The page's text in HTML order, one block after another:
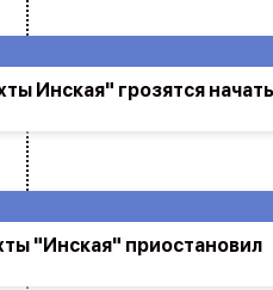
"Инская" приостановил
Инская" грозятся начать